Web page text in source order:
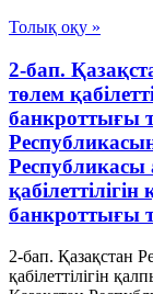
Толық оқу »
2-бап.
төлем
банкроттығы
банкроттығы
2-бап. Қазақстан
қабілеттілігін